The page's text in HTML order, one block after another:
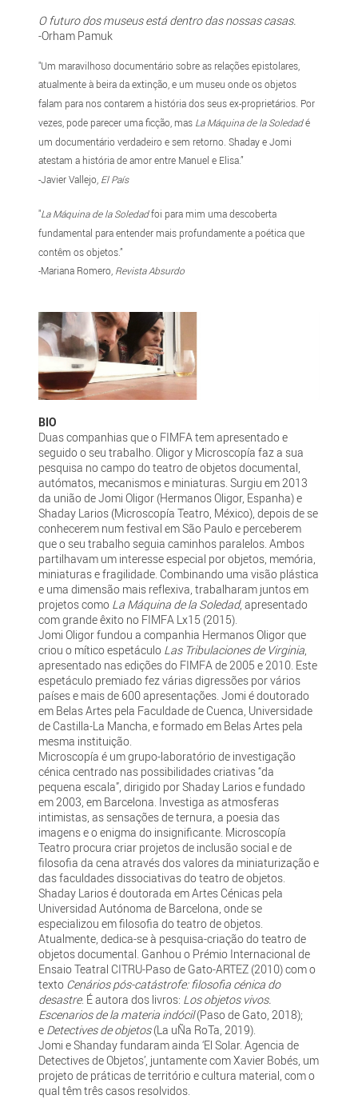
O futuro dos museus está dentro das nossas casas.
-Orham Pamuk
"Um maravilhoso documentário sobre as relações epistolares,
atualmente à beira da extinção, e um museu onde os objetos
falam para nos contarem a história dos seus ex-proprietários. Por
vezes, pode parecer uma ficção, mas La Máquina de la Soledadé
um documentário verdadeiro e sem retorno. Shaday e Jomi
atestam a história de amor entre Manuel e Elisa.”
-Javier Vallejo, El País
"La Máquina de la Soledadfoi para mim uma descoberta
fundamental para entender mais profundamente a poética que
contêm os objetos.”
-Mariana Romero, Revista Absurdo
BIO
Duas companhias que o FIMFA tem apresentado e
seguido o seu trabalho. Oligor y Microscopía faz a sua
pesquisa no campo do teatro de objetos documental,
autómatos, mecanismos e miniaturas. Surgiu em 2013
da união de Jomi Oligor (Hermanos Oligor, Espanha) e
Shaday Larios (Microscopía Teatro, México), depois de se
conhecerem num festival em São Paulo e perceberem
que o seu trabalho seguia caminhos paralelos. Ambos
partilhavam um interesse especial por objetos, memória,
miniaturas e fragilidade. Combinando uma visão plástica
e uma dimensão mais reflexiva, trabalharam juntos em
projetos como La Máquina de la Soledad, apresentado
com grande êxito no FIMFA Lx15 (2015).
Jomi Oligor fundou a companhia Hermanos Oligor que
criou o mítico espetáculo Las Tribulaciones de Virginia,
apresentado nas edições do FIMFA de 2005 e 2010. Este
espetáculo premiado fez várias digressões por vários
países e mais de 600 apresentações. Jomi é doutorado
em Belas Artes pela Faculdade de Cuenca, Universidade
de Castilla-La Mancha, e formado em Belas Artes pela
mesma instituição.
Microscopía é um grupo-laboratório de investigação
cénica centrado nas possibilidades criativas “da
pequena escala”, dirigido por Shaday Larios e fundado
em 2003, em Barcelona. Investiga as atmosferas
intimistas, as sensações de ternura, a poesia das
imagens e o enigma do insignificante. Microscopía
Teatro procura criar projetos de inclusão social e de
filosofia da cena através dos valores da miniaturização e
das faculdades dissociativas do teatro de objetos.
Shaday Larios é doutorada em Artes Cénicas pela
Universidad Autónoma de Barcelona, onde se
especializou em filosofia do teatro de objetos.
Atualmente, dedica-se à pesquisa-criação do teatro de
objetos documental. Ganhou o Prémio Internacional de
Ensaio Teatral CITRU-Paso de Gato-ARTEZ (2010) com o
texto Cenários pós-catástrofe: filosofia cénica do
desastre. É autora dos livros: Los objetos vivos.
Escenarios de la materia indócil(Paso de Gato, 2018);
e Detectives de objetos(La uÑa RoTa, 2019).
Jomi e Shanday fundaram ainda ‘El Solar. Agencia de
Detectives de Objetos’, juntamente com Xavier Bobés, um
projeto de práticas de território e cultura material, com o
qual têm três casos resolvidos.